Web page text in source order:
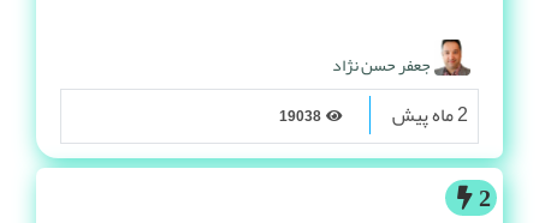
جعفر حسن نژاد
2 ماه پیش
2